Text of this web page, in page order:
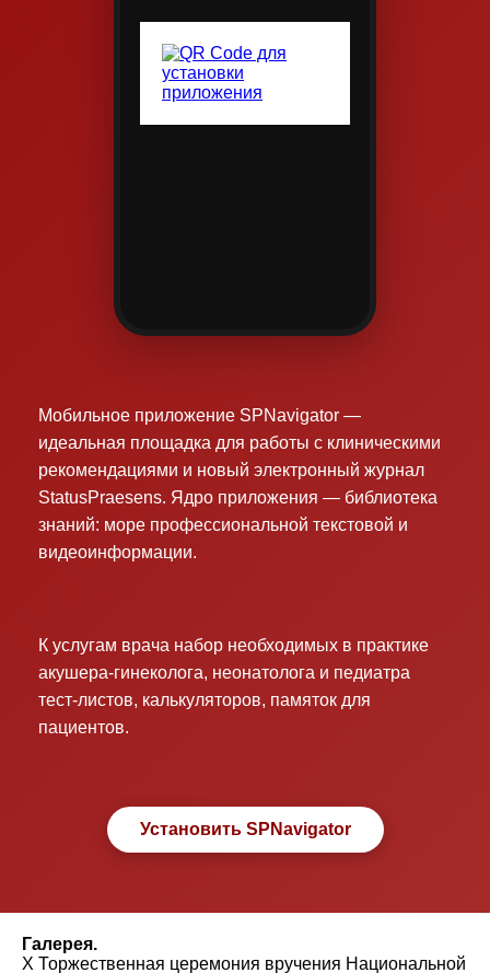
Мобильное приложение SPNavigator —
идеальная площадка для работы с клиническими
рекомендациями и новый электронный журнал
StatusPraesens. Ядро приложения — библиотека
знаний: море профессиональной текстовой и
видеоинформации.
К услугам врача набор необходимых в практике
акушера-гинеколога, неонатолога и педиатра
тест-листов, калькуляторов, памяток для
пациентов.
Установить SPNavigator
Галерея.
X Торжественная церемония вручения Национальной